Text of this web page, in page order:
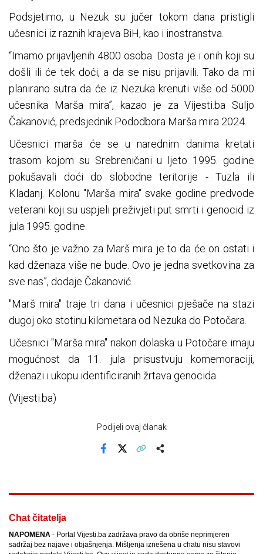
Podsjetimo, u Nezuk su jučer tokom dana pristigli
učesnici iz raznih krajeva BiH, kao i inostranstva.
“Imamo prijavljenih 4800 osoba. Dosta je i onih koji su
došli ili će tek doći, a da se nisu prijavili. Tako da mi
planirano sutra da će iz Nezuka krenuti više od 5000
učesnika Marša mira”, kazao je za Vijesti.ba Suljo
Čakanović, predsjednik Pododbora Marša mira 2024.
Učesnici marša će se u narednim danima kretati
trasom kojom su Srebreničani u ljeto 1995. godine
pokušavali doći do slobodne teritorije - Tuzla ili
Kladanj. Kolonu "Marša mira" svake godine predvode
veterani koji su uspjeli preživjeti put smrti i genocid iz
jula 1995. godine.
“Ono što je važno za Marš mira je to da će on ostati i
kad dženaza više ne bude. Ovo je jedna svetkovina za
sve nas”, dodaje Čakanović.
"Marš mira" traje tri dana i učesnici pješače na stazi
dugoj oko stotinu kilometara od Nezuka do Potočara.
Učesnici "Marša mira" nakon dolaska u Potočare imaju
mogućnost da 11. jula prisustvuju komemoraciji,
dženazi i ukopu identificiranih žrtava genocida.
(Vijesti.ba)
Podijeli ovaj članak
Chat čitatelja
NAPOMENA - Portal Vijesti.ba zadržava pravo da obriše neprimjeren
sadržaj bez najave i objašnjenja. Mišljenja iznešena u chatu nisu stavovi